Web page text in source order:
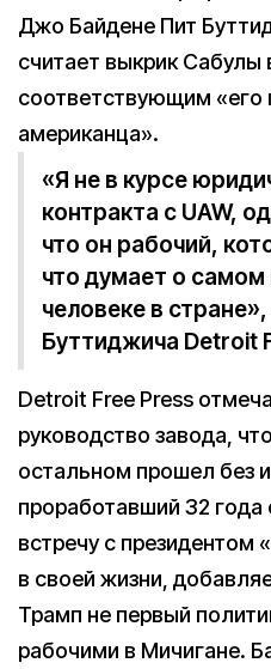
Джо Байдене Пит
считает выкрик Сабулы
соответствующим «его
американца».
«Я не в курсе
контракта с UAW,
что он рабочий,
что думает о
человеке в
Буттиджича Detroit
Detroit Free Press
руководство завода,
остальном прошел без
проработавший 32 года
встречу с
в своей жизни,
Трамп не первый
рабочими в Мичигане.